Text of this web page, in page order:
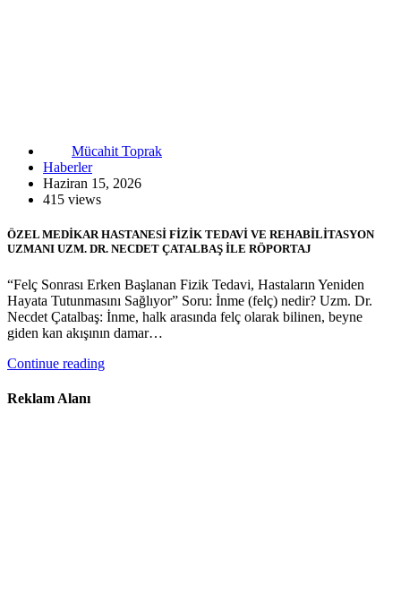
Mücahit Toprak
Haberler
Haziran 15, 2026
415 views
ÖZEL MEDİKAR HASTANESİ FİZİK TEDAVİ VE REHABİLİTASYON
UZMANI UZM. DR. NECDET ÇATALBAŞ İLE RÖPORTAJ
“Felç Sonrası Erken Başlanan Fizik Tedavi, Hastaların Yeniden
Hayata Tutunmasını Sağlıyor” Soru: İnme (felç) nedir? Uzm. Dr.
Necdet Çatalbaş: İnme, halk arasında felç olarak bilinen, beyne
giden kan akışının damar…
Continue reading
Reklam Alanı